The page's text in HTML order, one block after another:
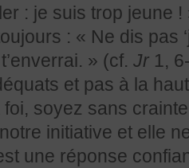
: je suis trop jeune
: « Ne dis pas
» (cf. Jr 1,
et pas à la
soyez sans
notre initiative et elle
une réponse